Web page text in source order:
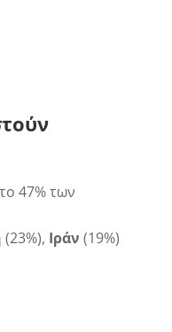
47% των
(23%), Ιράν (19%)